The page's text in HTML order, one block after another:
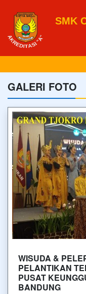
SMK
GALERI FOTO
WISUDA &
PELANTIKAN
PUSAT
BANDUNG